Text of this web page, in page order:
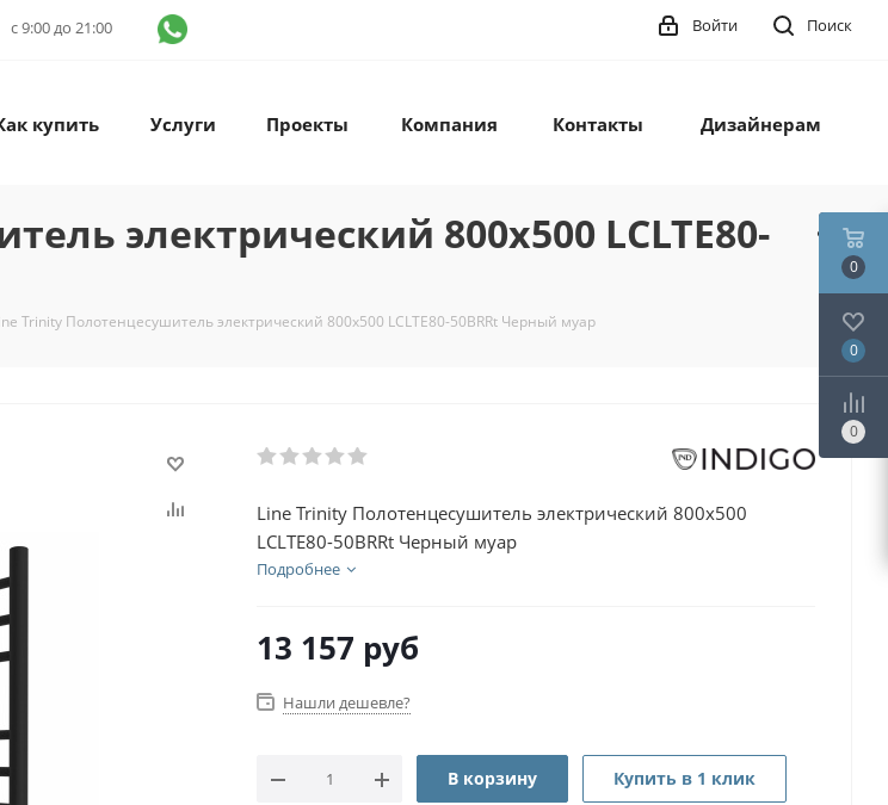
с 9:00 до 21:00 Поиск
Войти
купить Услуги Проекты Компания Контакты Дизайнерам
электрический 800х500 LСLTE80-
Trinity Полотенцесушитель электрический 800х500 LСLTE80-50BRRt Черный муар
Line Trinity Полотенцесушитель электрический 800х500
LСLTE80-50BRRt Черный муар
Подробнее
13 157 руб
Нашли дешевле?
В корзину Купить в 1 клик
0
0
0